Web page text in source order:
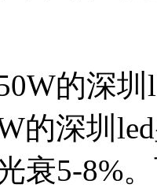
的深圳
的深圳
衰5-8%